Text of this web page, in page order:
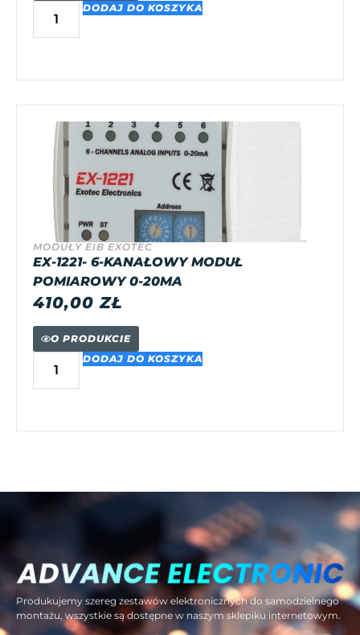
DODAJ DO KOSZYKA
MODUŁY EIB EXOTEC
EX-1221- 6-KANAŁOWY MODUŁ
POMIAROWY 0-20MA
410,00ZŁ
O PRODUKCIE
DODAJ DO KOSZYKA
Produkujemy szereg zestawów elektronicznych do samodzielnego
montażu, wszystkie są dostępne w naszym sklepiku internetowym.